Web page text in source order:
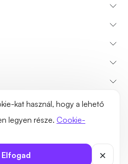
kat használ, hogy a lehető
legyen része. Cookie-
Elfogad
Webhelytérkép
fenntartva